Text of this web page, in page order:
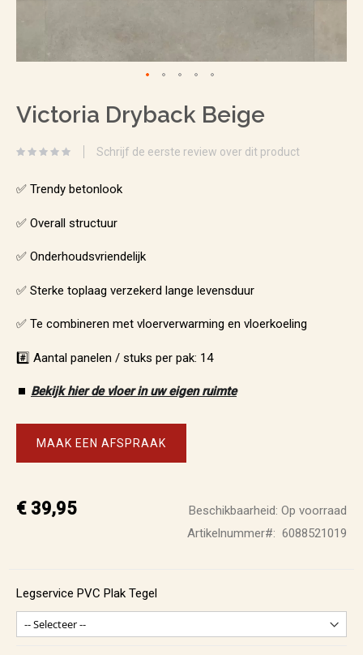
naar
van
gallerij
Victoria Dryback Beige
Schrijf de eerste review over dit product
✅ Trendy betonlook
✅ Overall structuur
✅ Onderhoudsvriendelijk
✅ Sterke toplaag verzekerd lange levensduur
✅ Te combineren met vloerverwarming en vloerkoeling
#️⃣ Aantal panelen / stuks per pak: 14
⏹️ Bekijk hier de vloer in uw eigen ruimte
MAAK EEN AFSPRAAK
€ 39,95 Beschikbaarheid: Op voorraad
Artikelnummer
6088521019
Legservice PVC Plak Tegel